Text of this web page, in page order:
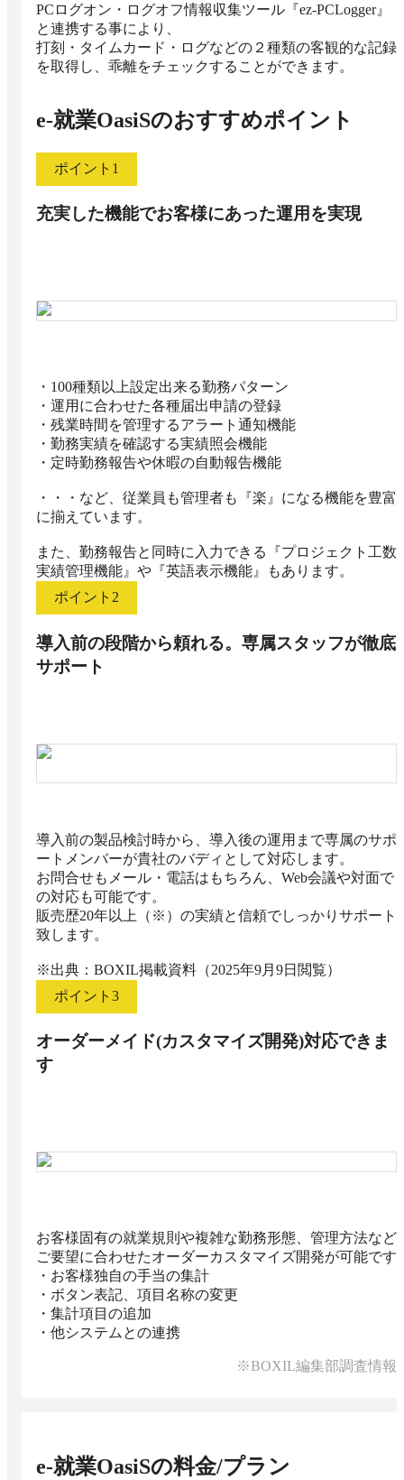
PCログオン・ログオフ情報収集ツール『ez-PCLogger』
と連携する事により、
打刻・タイムカード・ログなどの２種類の客観的な記録
を取得し、乖離をチェックすることができます。
e-就業OasiSのおすすめポイント
ポイント 1
充実した機能でお客様にあった運用を実現
・100種類以上設定出来る勤務パターン
・運用に合わせた各種届出申請の登録
・残業時間を管理するアラート通知機能
・勤務実績を確認する実績照会機能
・定時勤務報告や休暇の自動報告機能
・・・など、従業員も管理者も『楽』になる機能を豊富
に揃えています。
また、勤務報告と同時に入力できる『プロジェクト工数
実績管理機能』や『英語表示機能』もあります。
ポイント 2
導入前の段階から頼れる。専属スタッフが徹底
サポート
導入前の製品検討時から、導入後の運用まで専属のサポ
ートメンバーが貴社のバディとして対応します。
お問合せもメール・電話はもちろん、Web会議や対面で
の対応も可能です。
販売歴20年以上（※）の実績と信頼でしっかりサポート
致します。
※出典：BOXIL掲載資料（2025年9月9日閲覧）
ポイント 3
オーダーメイド(カスタマイズ開発)対応できま
す
お客様固有の就業規則や複雑な勤務形態、管理方法など
ご要望に合わせたオーダーカスタマイズ開発が可能です
・お客様独自の手当の集計
・ボタン表記、項目名称の変更
・集計項目の追加
・他システムとの連携
※BOXIL編集部調査情報
e-就業OasiSの料金/プラン